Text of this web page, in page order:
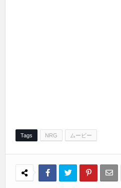
Tags NRG ムービー